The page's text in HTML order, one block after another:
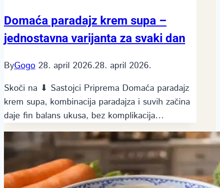
Domaća paradajz krem supa –
jednostavna varijanta za svaki dan
ByGogo 28. april 2026.28. april 2026.
Skoči na ⬇ Sastojci Priprema Domaća paradajz
krem supa, kombinacija paradajza i suvih začina
daje fin balans ukusa, bez komplikacija…